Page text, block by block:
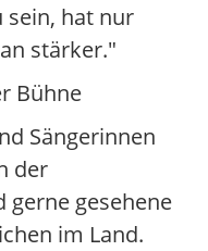
sein, hat nur
stärker."
Bühne
Sängerinnen
der
gesehene
im Land.